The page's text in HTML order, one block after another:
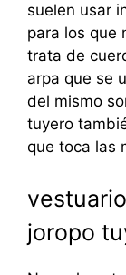
suelen usar
para los que
trata de
arpa que se
del mismo
tuyero
que toca las
joropo